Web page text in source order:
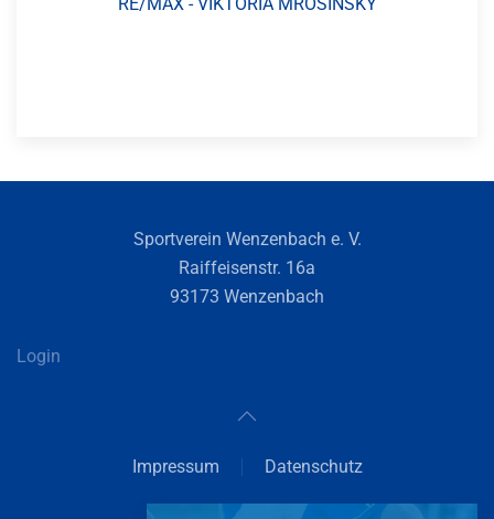
RE/MAX - VIKTORIA MROSINSKY
Sportverein Wenzenbach e. V.
Raiffeisenstr. 16a
93173 Wenzenbach
Login
Impressum Datenschutz